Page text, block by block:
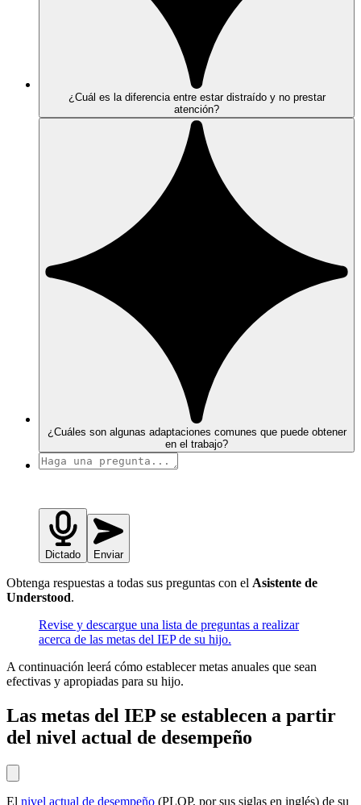
¿Cuál es la diferencia entre estar distraído y no prestar
atención?
¿Cuáles son algunas adaptaciones comunes que puede obtener
en el trabajo?
Dictado Enviar
Obtenga respuestas a todas sus preguntas con el Asistente de
Understood.
Revise y descargue una lista de preguntas a realizar
acerca de las metas del IEP de su hijo.
A continuación leerá cómo establecer metas anuales que sean
efectivas y apropiadas para su hijo.
Las metas del IEP se establecen a partir
del nivel actual de desempeño
El nivel actual de desempeño (PLOP, por sus siglas en inglés) de su